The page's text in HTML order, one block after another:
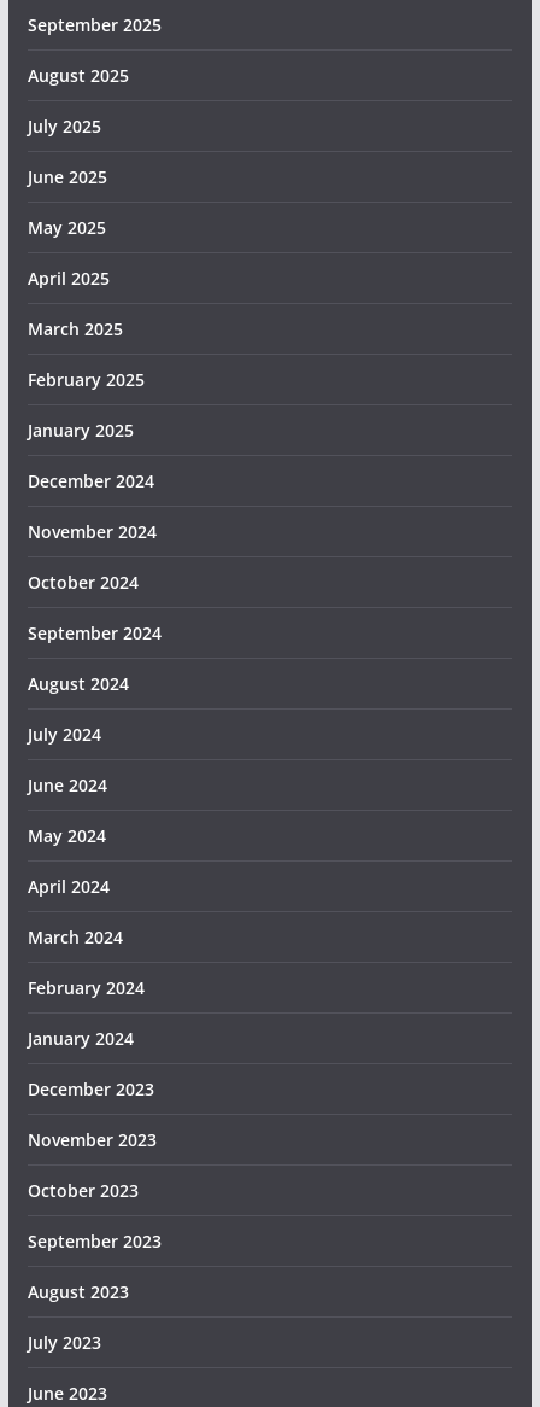
September 2025
August 2025
July 2025
June 2025
May 2025
April 2025
March 2025
February 2025
January 2025
December 2024
November 2024
October 2024
September 2024
August 2024
July 2024
June 2024
May 2024
April 2024
March 2024
February 2024
January 2024
December 2023
November 2023
October 2023
September 2023
August 2023
July 2023
June 2023